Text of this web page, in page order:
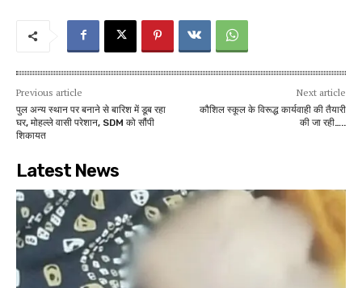
Previous article
पुल अन्य स्थान पर बनाने से बारिश में डूब रहा
घर, मोहल्ले वासी परेशान, SDM को सौंपी
शिकायत
Next article
कौशिल स्कूल के विरूद्ध कार्यवाही की तैयारी
की जा रही…..
Latest News